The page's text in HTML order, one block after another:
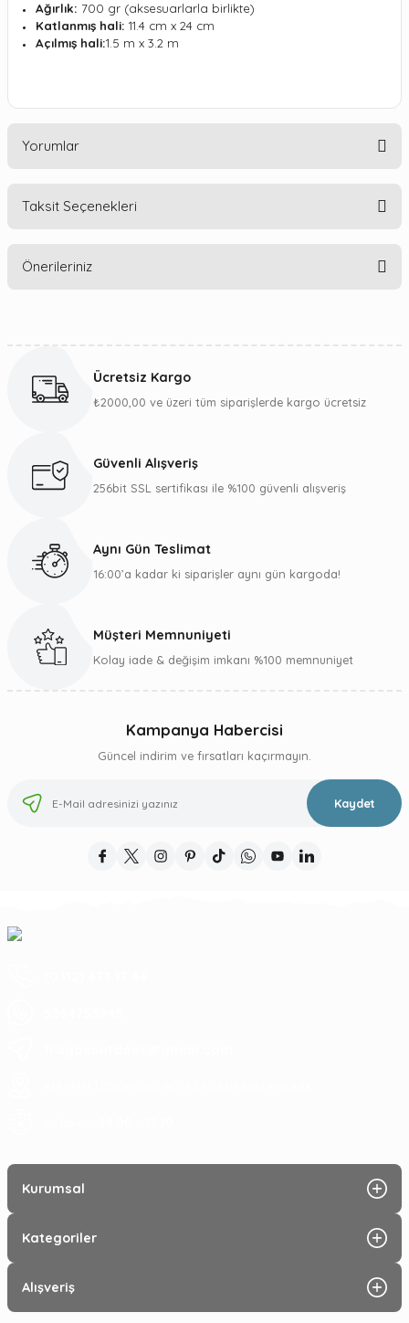
Ağırlık: 700 gr (aksesuarlarla birlikte)
Katlanmış hali: 11.4 cm x 24 cm
Açılmış hali:1.5 m x 3.2 m
Yorumlar
Taksit Seçenekleri
Önerileriniz
Görüş ve önerileriniz için teşekkür ederiz.
Ürün bilgilerinde hatalar bulunuyor.
Gönder
Ücretsiz Kargo
₺2000,00 ve üzeri tüm siparişlerde kargo ücretsiz
Güvenli Alışveriş
256bit SSL sertifikası ile %100 güvenli alışveriş
Aynı Gün Teslimat
16:00’a kadar ki siparişler aynı gün kargoda!
Müşteri Memnuniyeti
Kolay iade & değişim imkanı %100 memnuniyet
Kampanya Habercisi
Güncel indirim ve fırsatları kaçırmayın.
Kaydet
Kurumsal
Kategoriler
Alışveriş